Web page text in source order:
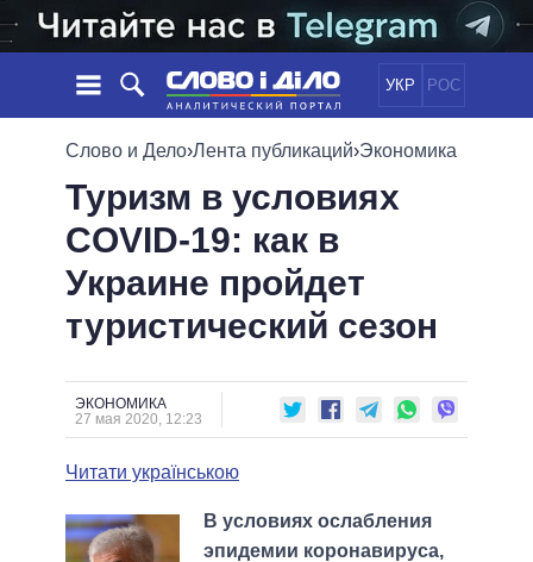
УКР РОС
НОВОСТИ
ЛЕНТА
СОБЫТИЯ
СТАТЬИ
МНЕНИЯ
ОБЗОРЫ
ДАЙДЖЕСТЫ
ПОЛИТИКА
ЭКОНОМИКА
ОБЩЕСТВО
МИР
ОБЕЩАНИЯ
ПОЛИТИКИ
ВСЕ ПОЛИТИКИ
ПРЕЗИДЕНТ И ОФИС
ВЕРХОВНАЯ РАДА
КАБИНЕТ МИНИСТРОВ
МЭРЫ
ВСЕ ПЕРСОНЫ
ИНФОГРАФИКА
ПОДДЕРЖАТЬ
СРАВНЕНИЕ ПОЛИТИКОВ
Слово и Дело›Лента публикаций›Экономика
Туризм в условиях
COVID-19: как в
Украине пройдет
туристический сезон
ЭКОНОМИКА
27 мая 2020, 12:23
Читати українською
В условиях ослабления
эпидемии коронавируса,